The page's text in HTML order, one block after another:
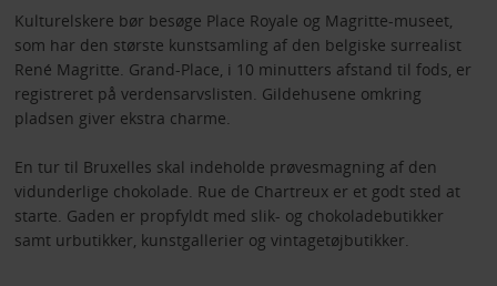
Kulturelskere bør besøge Place Royale og Magritte-museet,
som har den største kunstsamling af den belgiske surrealist
René Magritte. Grand-Place, i 10 minutters afstand til fods, er
registreret på verdensarvslisten. Gildehusene omkring
pladsen giver ekstra charme.
En tur til Bruxelles skal indeholde prøvesmagning af den
vidunderlige chokolade. Rue de Chartreux er et godt sted at
starte. Gaden er propfyldt med slik- og chokoladebutikker
samt urbutikker, kunstgallerier og vintagetøjbutikker.